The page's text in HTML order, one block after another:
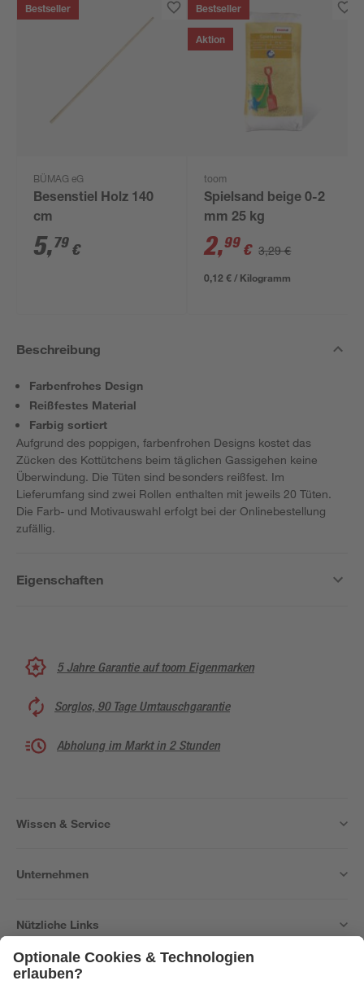
Bestseller
BÜMAG eG
Besenstiel Holz 140
cm
5,79 €
Bestseller
Aktion
toom
Spielsand beige 0-2
mm 25 kg
2,99 € 3,29 €
0,12 € / Kilogramm
Beschreibung
Farbenfrohes Design
Reißfestes Material
Farbig sortiert
Aufgrund des poppigen, farbenfrohen Designs kostet das
Zücken des Kottütchens beim täglichen Gassigehen keine
Überwindung. Die Tüten sind besonders reißfest. Im
Lieferumfang sind zwei Rollen enthalten mit jeweils 20 Tüten.
Die Farb- und Motivauswahl erfolgt bei der Onlinebestellung
zufällig.
Eigenschaften
5 Jahre Garantie auf toom Eigenmarken
Sorglos, 90 Tage Umtauschgarantie
Abholung im Markt in 2 Stunden
Wissen & Service
Unternehmen
Nützliche Links